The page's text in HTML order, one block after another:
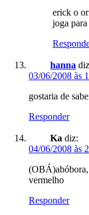
erick o
joga
hanna
03/06/2008 às
gostaria de
Responder
Ka diz:
04/06/2008 às
(OBÁ)abóbora,
vermelho
Responder